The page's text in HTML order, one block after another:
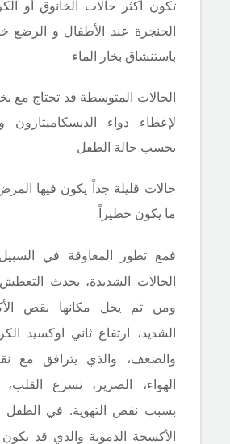
تكون أكثر حالات
الخانوق أو
الحنجرة عند الأطفال و الرضع
باستنشاق بخار الماء
الحالات المتوسطة قد تحتاج مع
لإعطاء دواء
بحسب حالة الطفل
حالات قليلة جداً يكون فيها المرض
ما يكون خطيراً
فمع تطور المعاوقة في
الحالات الشديدة، يحدث التعطش
ومن ثم يحل مكانها نقص
الشديد، ارتفاع ثاني اوكسيد
والضعف، والذي يترافق مع
الهواء، الصرير، تسرع
بسبب نقص التهوية. في
الأكسجة الدموية والذي قد